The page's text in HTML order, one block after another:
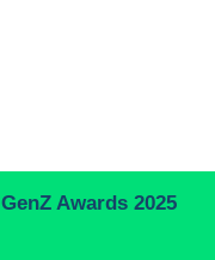
GenZ Awards 2025